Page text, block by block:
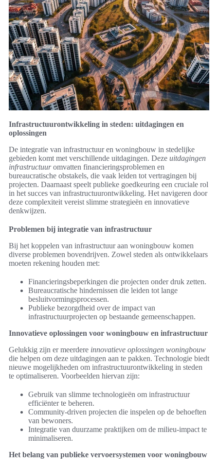
Infrastructuurontwikkeling in steden: uitdagingen en
oplossingen
De integratie van infrastructuur en woningbouw in stedelijke
gebieden komt met verschillende uitdagingen. Deze uitdagingen
infrastructuuromvatten financieringsproblemen en
bureaucratische obstakels, die vaak leiden tot vertragingen bij
projecten. Daarnaast speelt publieke goedkeuring een cruciale rol
in het succes van infrastructuurontwikkeling. Het navigeren door
deze complexiteit vereist slimme strategieën en innovatieve
denkwijzen.
Problemen bij integratie van infrastructuur
Bij het koppelen van infrastructuur aan woningbouw komen
diverse problemen bovendrijven. Zowel steden als ontwikkelaars
moeten rekening houden met:
Financieringsbeperkingen die projecten onder druk zetten.
Bureaucratische hindernissen die leiden tot lange
besluitvormingsprocessen.
Publieke bezorgdheid over de impact van
infrastructuurprojecten op bestaande gemeenschappen.
Innovatieve oplossingen voor woningbouw en infrastructuur
Gelukkig zijn er meerdere innovatieve oplossingen woningbouw
die helpen om deze uitdagingen aan te pakken. Technologie biedt
nieuwe mogelijkheden om infrastructuurontwikkeling in steden
te optimaliseren. Voorbeelden hiervan zijn:
Gebruik van slimme technologieën om infrastructuur
efficiënter te beheren.
Community-driven projecten die inspelen op de behoeften
van bewoners.
Integratie van duurzame praktijken om de milieu-impact te
minimaliseren.
Het belang van publieke vervoersystemen voor woningbouw